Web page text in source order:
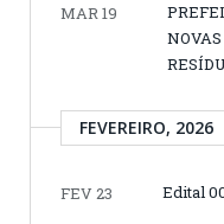
MAR 19
FEVEREIRO, 2026
FEV 23 Edital